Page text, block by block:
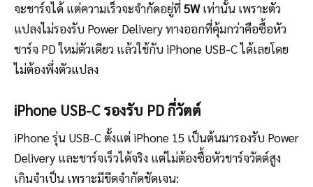
จะชาร์จได้ แต่ความเร็วจะจำกัดอยู่ที่5Wเท่านั้น เพราะตัว
แปลงไม่รองรับ Power Delivery ทางออกที่คุ้มกว่าคือซื้อหัว
ชาร์จ PD ใหม่ตัวเดียว แล้วใช้กับ iPhone USB-C ได้เลยโดย
ไม่ต้องพึ่งตัวแปลง
iPhone USB-C รองรับ PD กี่วัตต์
iPhone รุ่น USB-C ตั้งแต่ iPhone 15 เป็นต้นมารองรับ Power
Delivery และชาร์จเร็วได้จริง แต่ไม่ต้องซื้อหัวชาร์จวัตต์สูง
เกินจำเป็น เพราะมีขีดจำกัดชัดเจน: